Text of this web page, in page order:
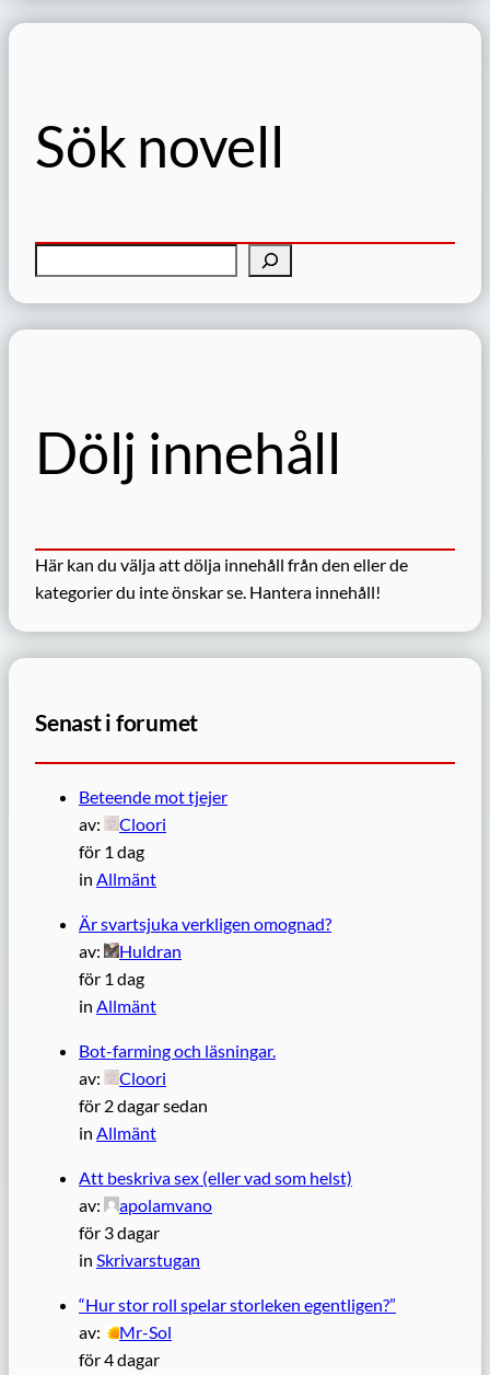
Sök novell
ö
Dölj innehåll
Här kan du välja att dölja innehåll från den eller de
kategorier du inte önskar se. Hantera innehåll!
Senast i forumet
Beteende mot tjejer
av:
Cloori
för 1 dag
in Allmänt
Är svartsjuka verkligen omognad?
av:
Huldran
för 1 dag
in Allmänt
Bot-farming och läsningar.
av:
Cloori
för 2 dagar sedan
in Allmänt
Att beskriva sex (eller vad som helst)
av:
apolamvano
för 3 dagar
in Skrivarstugan
“Hur stor roll spelar storleken egentligen?”
av:
Mr-Sol
för 4 dagar